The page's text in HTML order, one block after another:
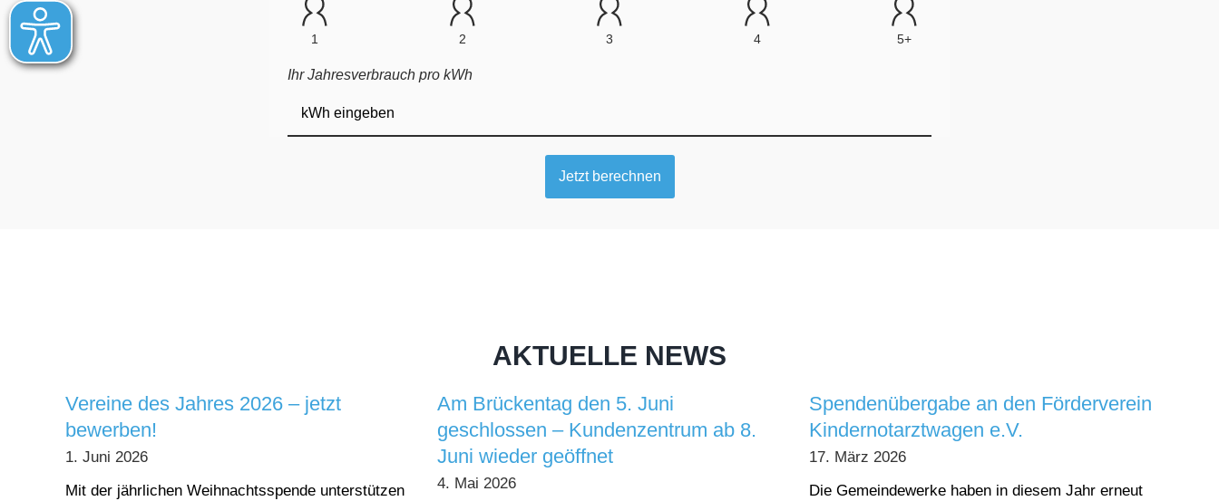
AKTUELLE NEWS
Vereine des Jahres 2026 – jetzt
bewerben!
1. Juni 2026
Mit der jährlichen Weihnachtsspende unterstützen
Am Brückentag den 5. Juni
geschlossen – Kundenzentrum ab 8.
Juni wieder geöffnet
4. Mai 2026
Spendenübergabe an den Förderverein
Kindernotarztwagen e.V.
17. März 2026
Die Gemeindewerke haben in diesem Jahr erneut